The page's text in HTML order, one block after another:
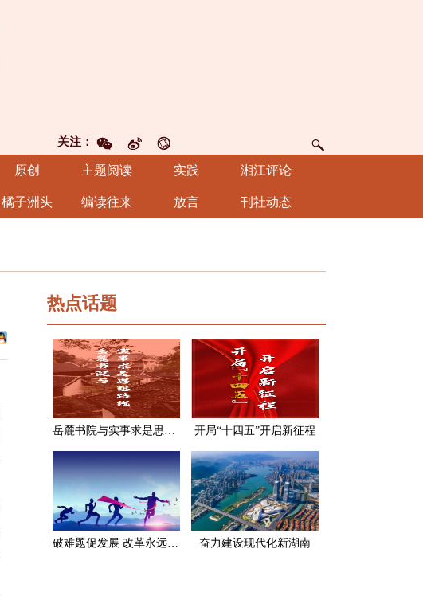
关注：
原创 主题阅读 实践 湘江评论
橘子洲头 编读往来 放言 刊社动态
热点话题
岳麓书院与实事求是思想路线 开局“十四五”开启新征程
破难题促发展 改革永远在路上 奋力建设现代化新湖南